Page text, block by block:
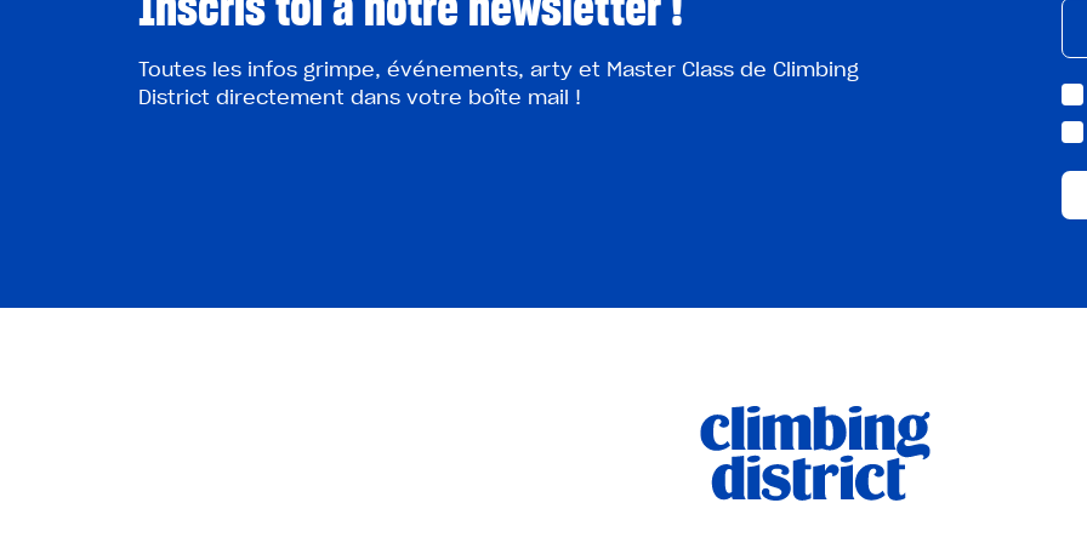
Toutes les infos grimpe, événements, arty et Master Class de Climbing
District directement dans votre boîte mail !